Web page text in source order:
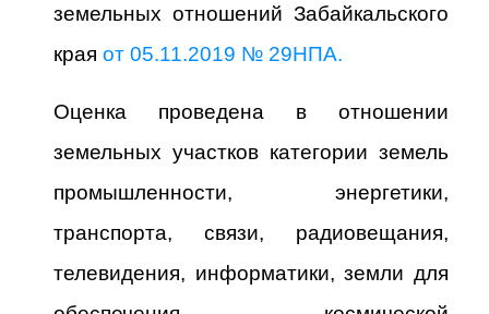
земельных отношений Забайкальского
края от 05.11.2019 № 29НПА.
Оценка проведена в отношении
земельных участков категории земель
промышленности, энергетики,
транспорта, связи, радиовещания,
телевидения, информатики, земли для